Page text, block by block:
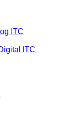
ITC
ITC